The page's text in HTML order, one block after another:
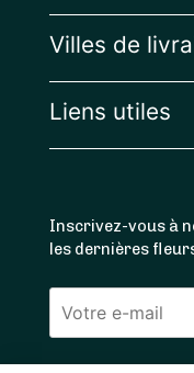
Villes de
Liens utiles
Inscrivez-vous à
les dernières